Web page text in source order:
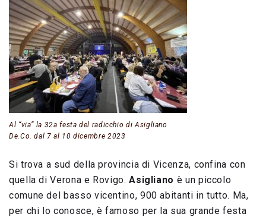
Al “via” la 32a festa del radicchio di Asigliano
De.Co. dal 7 al 10 dicembre 2023
Si trova a sud della provincia di Vicenza, confina con
quella di Verona e Rovigo.Asigliano è un piccolo
comune del basso vicentino, 900 abitanti in tutto. Ma,
per chi lo conosce, è famoso per la sua grande festa